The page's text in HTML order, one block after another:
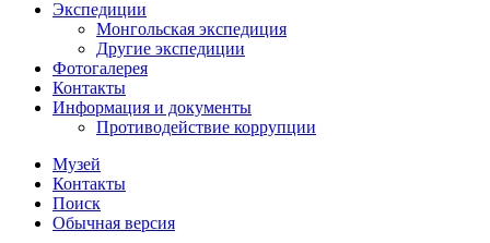
Экспедиции
Монгольская экспедиция
Другие экспедиции
Фотогалерея
Контакты
Информация и документы
Противодействие коррупции
Музей
Контакты
Поиск
Обычная версия